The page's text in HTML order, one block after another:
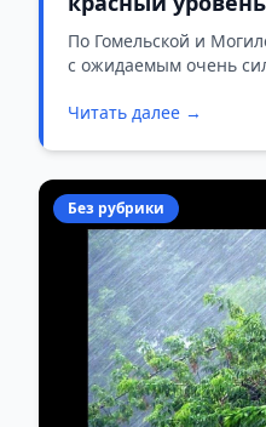
снегопада
По Гомельской и
с ожидаемым очень
Читать далее →
Без рубрики